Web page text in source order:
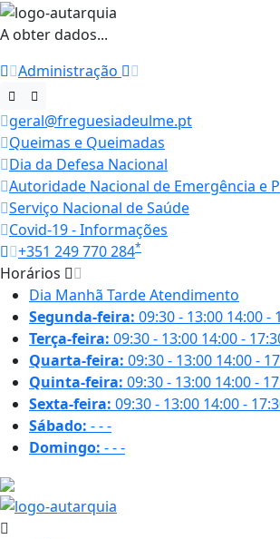
A obter dados...
Administração
geral@freguesiadeulme.pt
Queimas e Queimadas
Dia da Defesa Nacional
Autoridade Nacional de Emergência e
Serviço Nacional de Saúde
Covid-19 - Informações
+351 249 770 284*
Horários
Dia Manhã TardeAtendimento
Segunda-feira: 09:30 - 13:00 14:00 -
Terça-feira: 09:30 - 13:00 14:00 -
Quarta-feira: 09:30 - 13:00 14:00 -
Quinta-feira: 09:30 - 13:00 14:00 -
Sexta-feira: 09:30 - 13:00 14:00 -
Sábado: ---
Domingo: ---